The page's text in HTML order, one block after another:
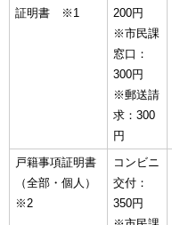
証明書 ※1
200円
※市民課
窓口：
300円
※郵送請
求：300
円
戸籍事項証明書
（全部・個人）
※2
コンビニ
交付：
350円